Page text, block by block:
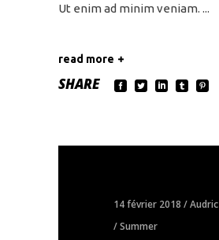
Ut enim ad minim veniam.
read more
SHARE
14 février 2018
Audric
Summer